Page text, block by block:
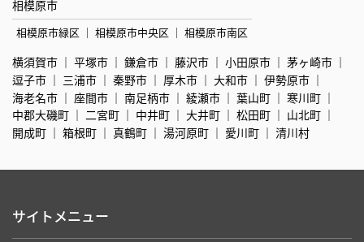
相模原市
相模原市緑区 相模原市中央区 相模原市南区
横須賀市 平塚市 鎌倉市 藤沢市 小田原市
茅ヶ崎市
逗子市
三浦市 秦野市 厚木市 大和市
伊勢原市
海老名市
座間市 南足柄市 綾瀬市 葉山町
寒川町
中郡大磯町
二宮町 中井町 大井町 松田町
山北町
開成町
箱根町 真鶴町 湯河原町 愛川町 清川村
サイトメニュー